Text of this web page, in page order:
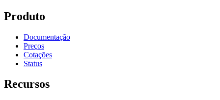
Produto
Documentação
Preços
Cotações
Status
Recursos